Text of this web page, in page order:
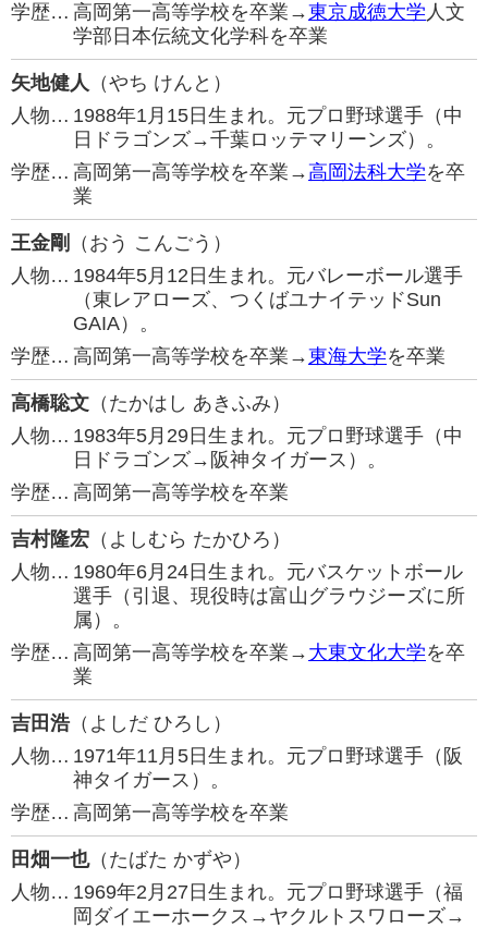
学歴… 高岡第一高等学校を卒業→東京成徳大学 人文
学部日本伝統文化学科を卒業
矢地健人 （やち けんと）
人物… 1988年1月15日生まれ。元プロ野球選手（中
日ドラゴンズ→千葉ロッテマリーンズ）。
学歴… 高岡第一高等学校を卒業→高岡法科大学を卒
業
王金剛
（おう こんごう）
人物… 1984年5月12日生まれ。元バレーボール選手
（東レアローズ、つくばユナイテッドSun
GAIA）。
学歴… 高岡第一高等学校を卒業→東海大学を卒業
高橋聡文 （たかはし あきふみ）
人物… 1983年5月29日生まれ。元プロ野球選手（中
日ドラゴンズ→阪神タイガース）。
学歴… 高岡第一高等学校を卒業
吉村隆宏 （よしむら たかひろ）
人物… 1980年6月24日生まれ。元バスケットボール
選手（引退、現役時は富山グラウジーズに所
属）。
学歴… 高岡第一高等学校を卒業→ 大東文化大学を卒
業
吉田浩（よしだ ひろし）
人物… 1971年11月5日生まれ。元プロ野球選手（阪
神タイガース）。
学歴… 高岡第一高等学校を卒業
田畑一也（たばた かずや）
人物… 1969年2月27日生まれ。元プロ野球選手（福
岡ダイエーホークス→ヤクルトスワローズ→